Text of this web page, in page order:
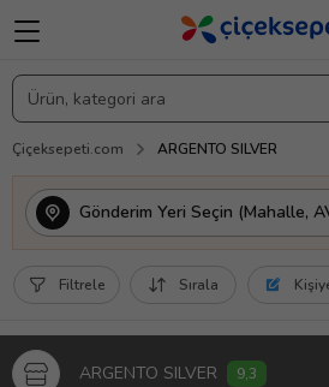
Çiçeksepeti.com ARGENTO SILVER
Filtrele Sırala
ARGENTO SILVER 9,3